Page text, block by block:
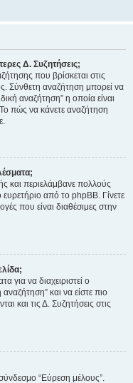
Δ. Συζητήσεις;
που βρίσκεται στις
Σύνθετη αναζήτηση μπορεί να
αναζήτηση” η οποία είναι
πώς να κάνετε αναζήτηση
και περιελάμβανε πολλούς
από το phpBB. Γίνετε
που είναι διαθέσιμες στην
για να διαχειριστεί ο
και να είστε πιο
και τις Δ. Συζητήσεις στις
“Εύρεση μέλους”.